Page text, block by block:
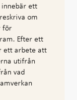
innebär ett
om
för
Efter ett
ett arbete att
utifrån
vad